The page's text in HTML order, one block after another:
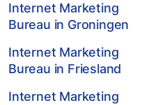
Internet Marketing
Bureau in Groningen
Internet Marketing
Bureau in Friesland
Internet Marketing